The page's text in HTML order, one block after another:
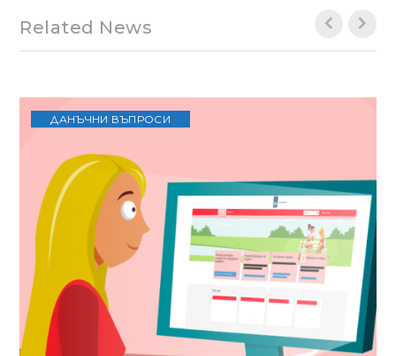
Related News
ДАНЪЧНИ ВЪПРОСИ